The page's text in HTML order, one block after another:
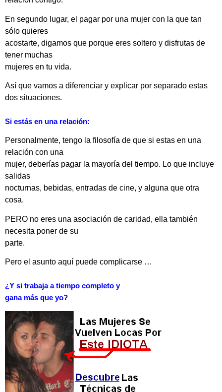
En segundo lugar, el pagar por una mujer con la que tan
sólo quieres
acostarte, digamos que porque eres soltero y disfrutas de
tener muchas
mujeres en tu vida.
Así que vamos a diferenciar y explicar por separado estas
dos situaciones.
Si estás en una relación:
Personalmente, tengo la filosofía de que si estas en una
relación con una
mujer, deberías pagar la mayoría del tiempo. Lo que incluye
salidas
nocturnas, bebidas, entradas de cine, y alguna que otra
cosa.
PERO no eres una asociación de caridad, ella también
necesita poner de su
parte.
Pero el asunto aquí puede complicarse …
¿Y si trabaja a tiempo completo y
gana más que yo?